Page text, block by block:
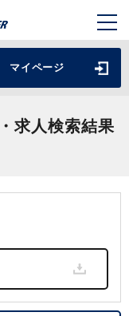
マイページ
求人検索結果